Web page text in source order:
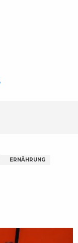
ERNÄHRUNG